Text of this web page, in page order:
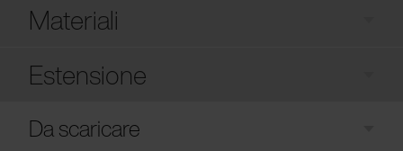
Materiali
Estensione
Da scaricare